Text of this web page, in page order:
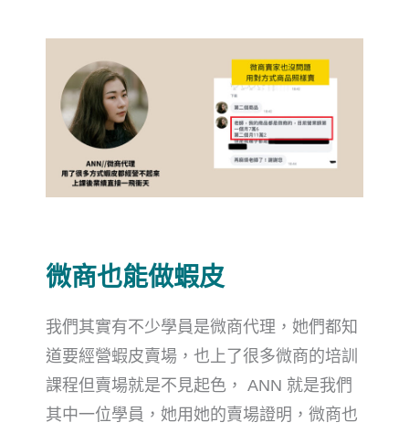
微商也能做蝦皮
我們其實有不少學員是微商代理，她們都知
道要經營蝦皮賣場，也上了很多微商的培訓
課程但賣場就是不見起色， ANN 就是我們
其中一位學員，她用她的賣場證明，微商也